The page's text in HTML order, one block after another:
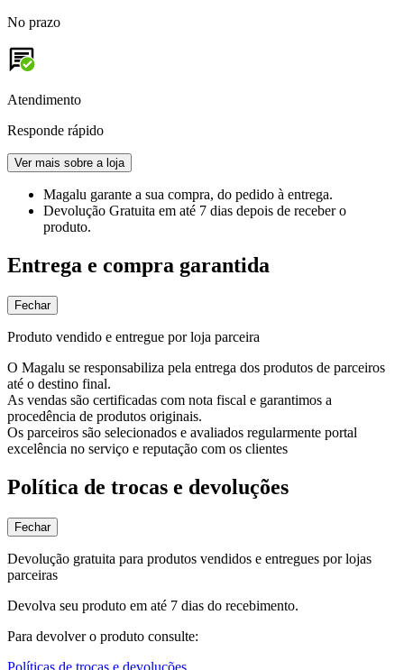
No prazo
Atendimento
Responde rápido
Ver mais sobre a loja
Magalu garante a sua compra, do pedido à entrega.
Devolução Gratuita em até 7 dias depois de receber o
produto.
Entrega e compra garantida
Fechar
Produto vendido e entregue por loja parceira
O Magalu se responsabiliza pela entrega dos produtos de parceiros
até o destino final.
As vendas são certificadas com nota fiscal e garantimos a
procedência de produtos originais.
Os parceiros são selecionados e avaliados regularmente portal
excelência no serviço e reputação com os clientes
Política de trocas e devoluções
Fechar
Devolução gratuita para produtos vendidos e entregues por lojas
parceiras
Devolva seu produto em até 7 dias do recebimento.
Para devolver o produto consulte:
Políticas de trocas e devoluções